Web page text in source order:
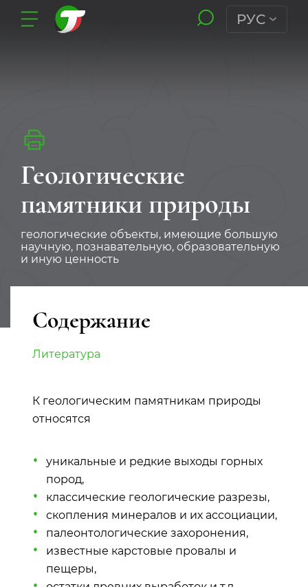
РУС
Геологические
памятники природы
геологические объекты, имеющие большую
научную, познавательную, образовательную
и иную ценность
Содержание
Литература
К геологическим памятникам природы
относятся
уникальные и редкие выходы горных
пород,
классические геологические разрезы,
скопления минералов и их ассоциации,
палеонтологические захоронения,
известные карстовые провалы и
пещеры,